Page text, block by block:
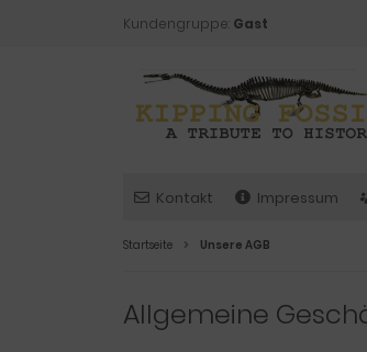
Kundengruppe: Gast
Kontakt Impressum
Startseite Unsere AGB
Allgemeine